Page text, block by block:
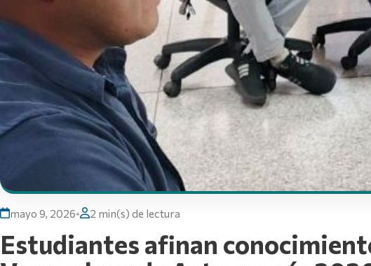
mayo 9, 2026• 2 min(s) de lectura
Estudiantes afinan